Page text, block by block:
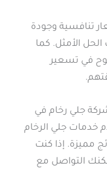
تنافسية وجودة
الأمثل. كما
في تسعير
جلي رخام في
خدمات جلي الرخام
مميزة. إذا كنت
التواصل مع